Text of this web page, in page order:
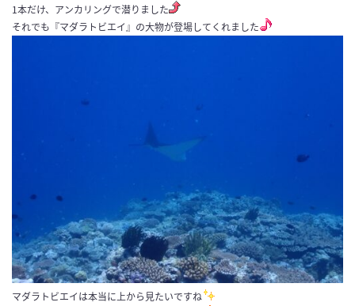
1本だけ、アンカリングで潜りました
それでも『マダラトビエイ』の大物が登場してくれました
マダラトビエイは本当に上から見たいですね